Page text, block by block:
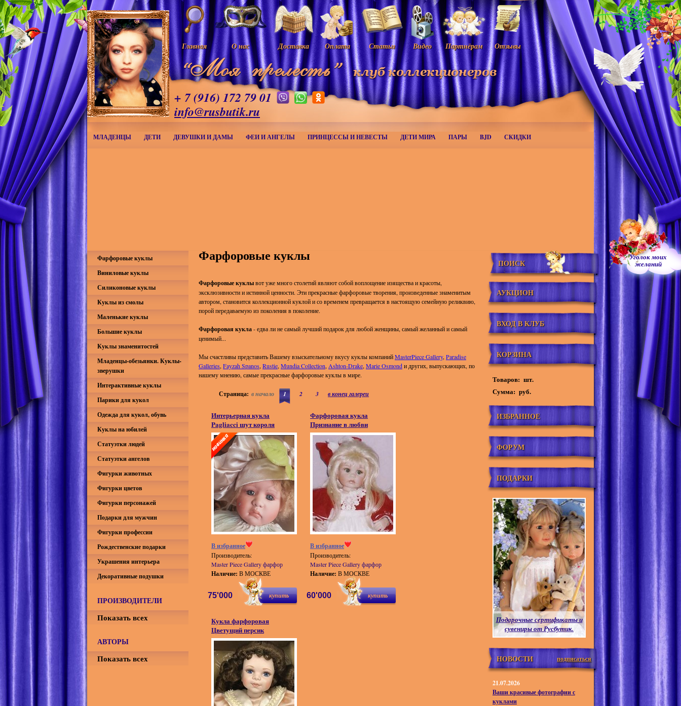
Главная О нас Доставка Оплата Статьи Видео Партнёрам Отзывы
+ 7 (916) 172 79 01
info@rusbutik.ru
МЛАДЕНЦЫ ДЕТИ ДЕВУШКИ И ДАМЫ ФЕИ И АНГЕЛЫ ПРИНЦЕССЫ И НЕВЕСТЫ ДЕТИ МИРА ПАРЫ BJD СКИДКИ
Уголок моих
желаний
Фарфоровые куклы
Фарфоровые куклывот уже много столетий являют собой воплощение изящества и красоты,
эксклюзивности и истинной ценности. Эти прекрасные фарфоровые творения, произведенные знаменитым
автором, становится коллекционной куклой и со временем превращается в настоящую семейную реликвию,
порой передаваемую из поколения в поколение.
Фарфоровая кукла- едва ли не самый лучший подарок для любой женщины, самый желанный и самый
ценимый...
Мы счастливы представить Вашему взыскательному вкусу куклы компанийMasterPiece Gallery, Paradise
Galleries, Fayzah Spanos, Rustie, Mundia Collection, Ashton-Drake, Marie Osmondи других, выпускающих, по
нашему мнению, самые прекрасные фарфоровые куклы в мире.
Страница: в начало 1 2 3 в конец галереи
Интерьерная кукла
Pagliacci шут короля
В избранное
Производитель:
Master Piece Gallery фарфор
Наличие: В МОСКВЕ
купить
75'000
Фарфоровая кукла
Признание в любви
В избранное
Производитель:
Master Piece Gallery фарфор
Наличие: В МОСКВЕ
купить
60'000
Кукла фарфоровая
Цветущий персик
Фарфоровые куклы
Виниловые куклы
Силиконовые куклы
Куклы из смолы
Маленькие куклы
Большие куклы
Куклы знаменитостей
Младенцы-обезьянки. Куклы-
зверушки
Интерактивные куклы
Парики для кукол
Одежда для кукол, обувь
Куклы на юбилей
Статуэтки людей
Статуэтки ангелов
Фигурки животных
Фигурки цветов
Фигурки персонажей
Подарки для мужчин
Фигурки профессии
Рождественские подарки
Украшения интерьера
Декоративные подушки
ПРОИЗВОДИТЕЛИ
Показать всех
АВТОРЫ
Показать всех
ПОИСК
АУКЦИОН
ВХОД В КЛУБ
КОРЗИНА
Товаров: шт.
Сумма: руб.
ИЗБРАННОЕ
ФОРУМ
ПОДАРКИ
Подарочные сертификаты и
сувениры от Русбутик.
НОВОСТИ подписаться
21.07.2026
Ваши красивые фотографии с
куклами